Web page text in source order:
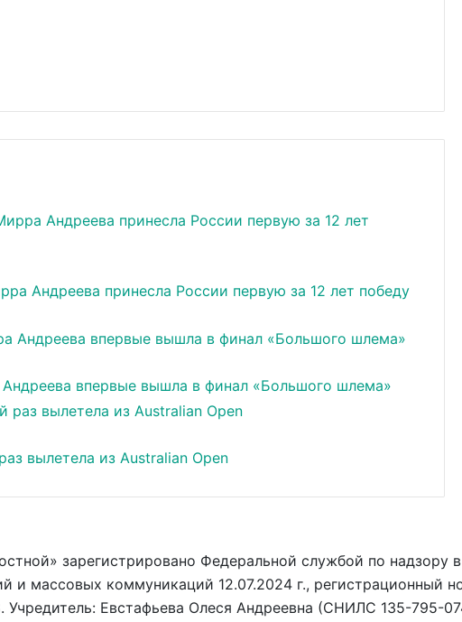
Андреева принесла России первую за 12 лет победу
впервые вышла в финал «Большого шлема»
вылетела из Australian Open
зарегистрировано Федеральной службой по надзору
и массовых коммуникаций 12.07.2024 г., регистрационный
Евстафьева Олеся Андреевна (СНИЛС 135-795-